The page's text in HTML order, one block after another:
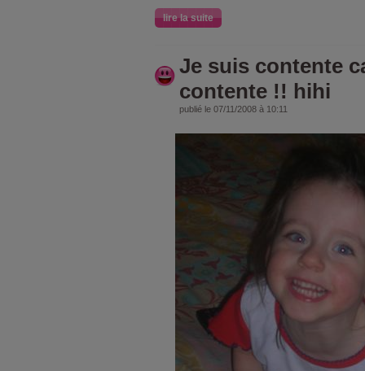
lire la suite
Je suis contente
contente !! hihi
publié le 07/11/2008 à 10:11